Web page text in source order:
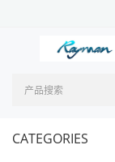
CATEGORIES